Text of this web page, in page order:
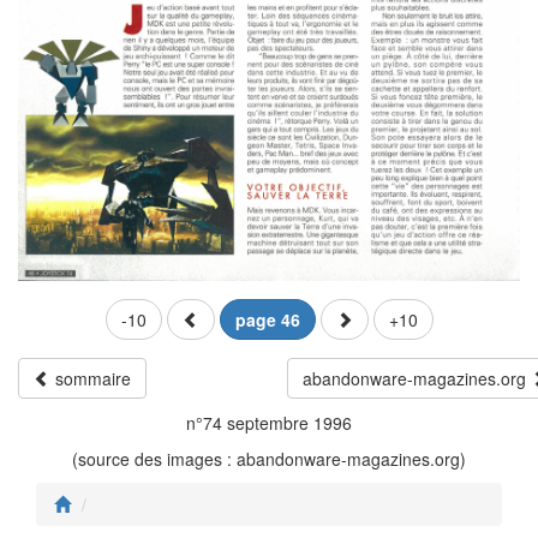
-10 page 46 +10
sommaire
abandonware-magazines.org
n°74 septembre 1996
(source des images : abandonware-magazines.org)